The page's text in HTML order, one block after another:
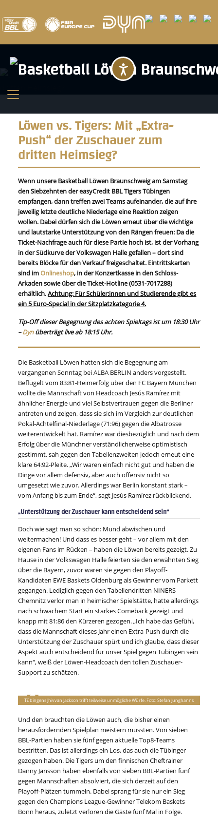
Löwen vs. Tigers: Mit „Extra-
Push“ der Zuschauer zum
dritten Heimsieg?
Wenn unsere Basketball Löwen Braunschweig am Samstag
den Siebzehnten der easyCredit BBL Tigers Tübingen
empfangen, dann treffen zwei Teams aufeinander, die auf ihre
jeweilig letzte deutliche Niederlage eine Reaktion zeigen
wollen. Dabei dürfen sich die Löwen erneut über die wichtige
und lautstarke Unterstützung von den Rängen freuen: Da die
Ticket-Nachfrage auch für diese Partie hoch ist, ist der Vorhang
in der Südkurve der Volkswagen Halle gefallen – dort sind
bereits Blöcke für den Verkauf freigeschaltet. Eintrittskarten
sind imOnlineshop, in der Konzertkasse in den Schloss-
Arkaden sowie über die Ticket-Hotline (0531-7017288)
erhältlich.Achtung: Für Schüler:innen und Studierende gibt es
ein 5 Euro-Special in der Sitzplatzkategorie 4.
Tip-Off dieser Begegnung des achten Spieltags ist um 18:30 Uhr
–Dynüberträgt live ab 18:15 Uhr.
Die Basketball Löwen hatten sich die Begegnung am
vergangenen Sonntag bei ALBA BERLIN anders vorgestellt.
Beflügelt vom 83:81-Heimerfolg über den FC Bayern München
wollte die Mannschaft von Headcoach Jesús Ramírez mit
ähnlicher Energie und viel Selbstvertrauen gegen die Berliner
antreten und zeigen, dass sie sich im Vergleich zur deutlichen
Pokal-Achtelfinal-Niederlage (71:96) gegen die Albatrosse
weiterentwickelt hat. Ramírez war diesbezüglich und nach dem
Erfolg über die Münchner verständlicherweise optimistisch
gestimmt, sah gegen den Tabellenzweiten jedoch erneut eine
klare 64:92-Pleite. „Wir waren einfach nicht gut und haben die
Dinge vor allem defensiv, aber auch offensiv nicht so
umgesetzt wie zuvor. Allerdings war Berlin konstant stark –
vom Anfang bis zum Ende“, sagt Jesús Ramírez rückblickend.
„Unterstützung der Zuschauer kann entscheidend sein“
Doch wie sagt man so schön: Mund abwischen und
weitermachen! Und dass es besser geht – vor allem mit den
eigenen Fans im Rücken – haben die Löwen bereits gezeigt. Zu
Hause in der Volkswagen Halle feierten sie den erwähnten Sieg
über die Bayern, zuvor waren sie gegen den Playoff-
Kandidaten EWE Baskets Oldenburg als Gewinner vom Parkett
gegangen. Lediglich gegen den Tabellendritten NINERS
Chemnitz verlor man in heimischer Spielstätte, hatte allerdings
nach schwachem Start ein starkes Comeback gezeigt und
knapp mit 81:86 den Kürzeren gezogen. „Ich habe das Gefühl,
dass die Mannschaft dieses Jahr einen Extra-Push durch die
Unterstützung der Zuschauer spürt und ich glaube, dass dieser
Aspekt auch entscheidend für unser Spiel gegen Tübingen sein
kann“, weiß der Löwen-Headcoach den tollen Zuschauer-
Support zu schätzen.
Tübingens Jhivvan Jackson trifft teilweise unmögliche Würfe. Foto: Stefan Junghanns
Und den brauchten die Löwen auch, die bisher einen
herausfordernden Spielplan meistern mussten. Von sieben
BBL-Partien haben sie fünf gegen aktuelle Top8-Teams
bestritten. Das ist allerdings ein Los, das auch die Tübinger
gezogen haben. Die Tigers um den finnischen Cheftrainer
Danny Jansson haben ebenfalls von sieben BBL-Partien fünf
gegen Mannschaften absolviert, die sich derzeit auf den
Playoff-Plätzen tummeln. Dabei sprang für sie nur ein Sieg
gegen den Champions League-Gewinner Telekom Baskets
Bonn heraus, zuletzt verloren die Gäste fünf Mal in Folge.